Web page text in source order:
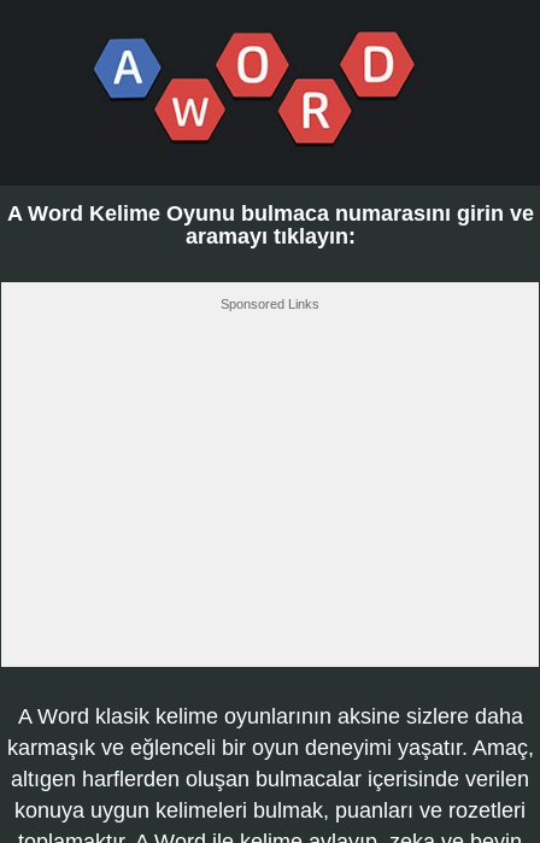
A Word Kelime Oyunu bulmaca numarasını girin ve
aramayı tıklayın:
Sponsored Links
A Word klasik kelime oyunlarının aksine sizlere daha
karmaşık ve eğlenceli bir oyun deneyimi yaşatır. Amaç,
altıgen harflerden oluşan bulmacalar içerisinde verilen
konuya uygun kelimeleri bulmak, puanları ve rozetleri